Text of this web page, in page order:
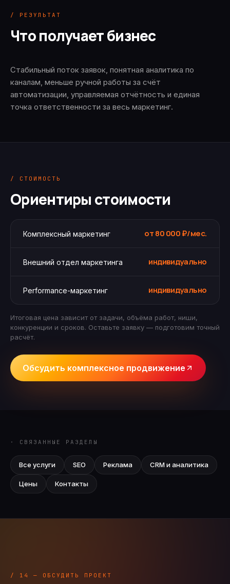
/ РЕЗУЛЬТАТ
Что получает бизнес
Стабильный поток заявок, понятная аналитика по
каналам, меньше ручной работы за счёт
автоматизации, управляемая отчётность и единая
точка ответственности за весь маркетинг.
/ СТОИМОСТЬ
Ориентиры стоимости
Комплексный маркетинг от 80 000 ₽/мес.
Внешний отдел маркетинга индивидуально
Performance-маркетинг индивидуально
Итоговая цена зависит от задачи, объёма работ, ниши,
конкуренции и сроков. Оставьте заявку — подготовим точный
расчёт.
Обсудить комплексное продвижение
· СВЯЗАННЫЕ РАЗДЕЛЫ
Все услуги SEO Реклама CRM и аналитика
Цены Контакты
/ 14 — ОБСУДИТЬ ПРОЕКТ